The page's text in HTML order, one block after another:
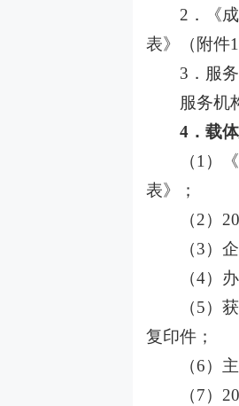
2．《
表》（附件1
3．服
服务机
4．载
（1）
表》；
（2）
（3）
（4）
（5）
复印件；
（6）
（7）